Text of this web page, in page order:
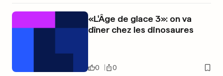
«L'Âge de glace 3»: on va
dîner chez les dinosaures
0 0